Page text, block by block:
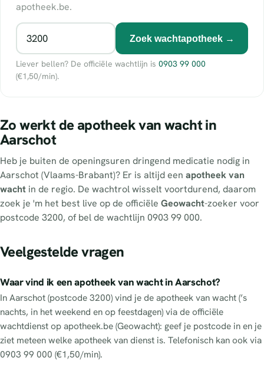
apotheek.be.
Zoek wachtapotheek →
Liever bellen? De officiële wachtlijn is 0903 99 000
(€1,50/min).
Zo werkt de apotheek van wacht in
Aarschot
Heb je buiten de openingsuren dringend medicatie nodig in
Aarschot (Vlaams-Brabant)? Er is altijd een apotheek van
wacht in de regio. De wachtrol wisselt voortdurend, daarom
zoek je 'm het best live op de officiële Geowacht-zoeker voor
postcode 3200, of bel de wachtlijn 0903 99 000.
Veelgestelde vragen
Waar vind ik een apotheek van wacht in Aarschot?
In Aarschot (postcode 3200) vind je de apotheek van wacht (’s
nachts, in het weekend en op feestdagen) via de officiële
wachtdienst op apotheek.be (Geowacht): geef je postcode in en je
ziet meteen welke apotheek van dienst is. Telefonisch kan ook via
0903 99 000 (€1,50/min).